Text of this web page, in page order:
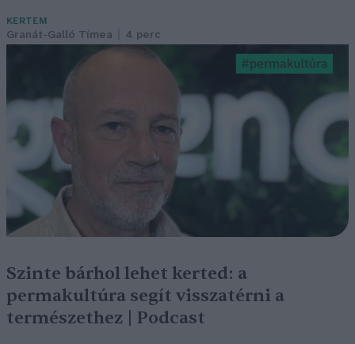
KERTEM
Granát-Galló Tímea 4 perc
Szinte bárhol lehet kerted: a
permakultúra segít visszatérni a
természethez | Podcast